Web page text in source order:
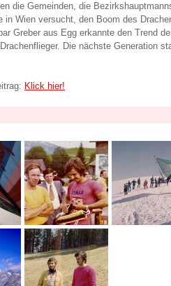
die Gemeinden, die
in Wien versucht, den Boom des
Greber aus Egg erkannte den Trend
Die nächste Generation
Klick hier!